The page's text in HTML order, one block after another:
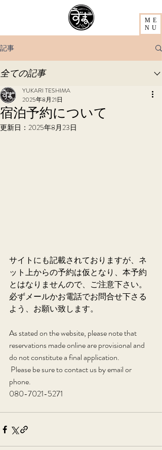
ME
NU
記事
全ての記事
宿泊予約について
YUKARI TESHIMA
2025年8月21日
更新日： 2025年8月23日
サイトにも記載されておりますが、ネ
ット上からの予約は仮となり、本予約
とはなりませんので、ご注意下さい。
必ずメールかお電話でお問合せ下さる
よう、お願い致します。
As stated on the website, please note that
reservations made online are provisional and
do not constitute a final application.
phone.
080-7021-5271